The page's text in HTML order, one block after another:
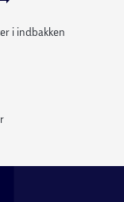
i indbakken